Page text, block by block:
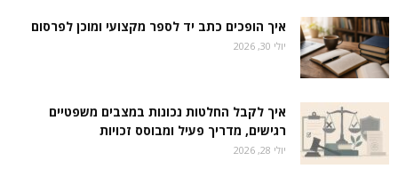
איך הופכים כתב יד לספר מקצועי ומוכן לפרסום
יולי 30, 2026
איך לקבל החלטות נכונות במצבים משפטיים
רגישים, מדריך פעיל ומבוסס זכויות
יולי 28, 2026